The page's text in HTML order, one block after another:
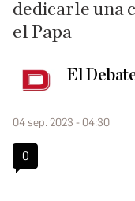
dedicarle una
el Papa
El
04 sep. 2023 - 04:30
0